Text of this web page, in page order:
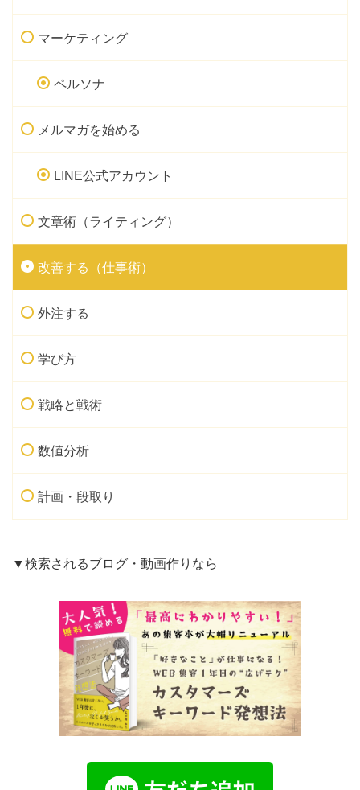
マーケティング
ペルソナ
メルマガを始める
LINE公式アカウント
文章術（ライティング）
改善する（仕事術）
外注する
学び方
戦略と戦術
数値分析
計画・段取り
▼検索されるブログ・動画作りなら